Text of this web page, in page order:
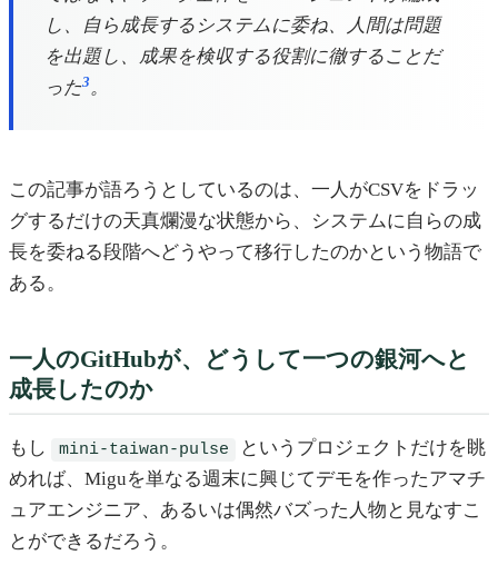
し、自ら成長するシステムに委ね、人間は問題
を出題し、成果を検収する役割に徹することだ
った3。
この記事が語ろうとしているのは、一人がCSVをドラッ
グするだけの天真爛漫な状態から、システムに自らの成
長を委ねる段階へどうやって移行したのかという物語で
ある。
一人のGitHubが、どうして一つの銀河へと
成長したのか
もし mini-taiwan-pulse
というプロジェクトだけを眺
めれば、Miguを単なる週末に興じてデモを作ったアマチ
ュアエンジニア、あるいは偶然バズった人物と見なすこ
とができるだろう。